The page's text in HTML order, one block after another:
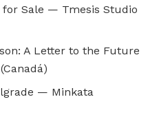
for Sale — Tmesis Studio
A Letter to the Future
— Minkata